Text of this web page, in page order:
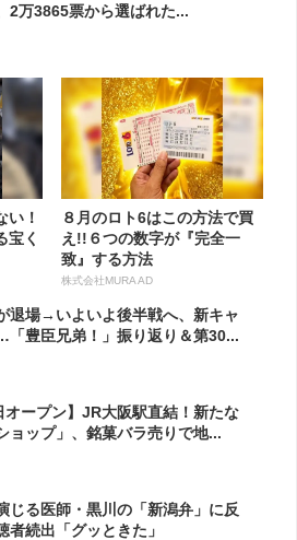
2万3865票から選ばれた...
い！
宝く
８月のロト6はこの方法で買
え!!６つの数字が『完全一
致』する方法
株式会社MURA AD
退場→いよいよ後半戦へ、新キャ
「豊臣兄弟！」振り返り＆第30...
オープン】JR大阪駅直結！新たな
ョップ」、銘菓バラ売りで地...
じる医師・黒川の「新潟弁」に反
者続出「グッときた」